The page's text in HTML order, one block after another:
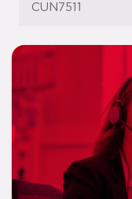
CUN7511